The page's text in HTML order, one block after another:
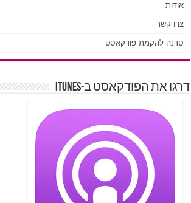
אודות
צרו קשר
סדנה להקמת פודקאסט
דרגו את הפודקאסט ב-iTunes